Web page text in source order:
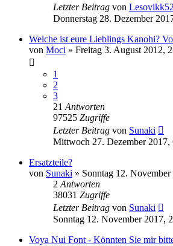
Letzter Beitrag von
Donnerstag 28. Dezember
Welche ist eure Lieblings Kanohi?
von Moci » Freitag 3. August 2012,
1
2
3
21 Antworten
97525 Zugriffe
Letzter Beitrag von Sunaki
Mittwoch 27. Dezember 2017,
Ersatzteile?
von Sunaki » Sonntag 12.
2 Antworten
38031 Zugriffe
Letzter Beitrag von Sunaki
Sonntag 12. November 2017,
Voya Nui Font - Könnten Sie mir